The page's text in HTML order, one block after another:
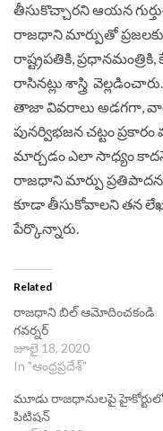
తీసుకొచ్చారని ఆయన
రాజధాని మార్పుతో
రాష్ట్రపతికి,
రాసినట్లు శాస్త్రి
తాజా వివరాలు అడగగా,
పునర్విభజన చట్టం
మార్చడం ఎలా సాధ్యం
రాజధాని మార్పు
కూడా తీసుకోవాలని తన లేఖలో
పేర్కొన్నారు.
Related
రాజధాని బిల్ ఆమోదించకండి
గవర్నర్
జూలై 18, 2020
In "ఆంధ్రప్రదేశ్"
మూడు రాజధానులపై
పిటిషన్